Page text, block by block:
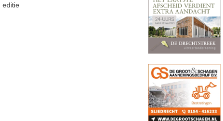
editie